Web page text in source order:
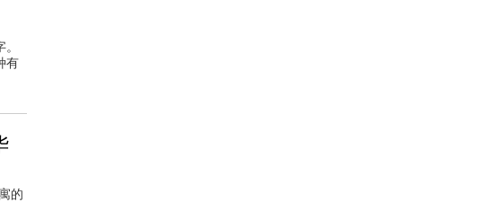
有
的